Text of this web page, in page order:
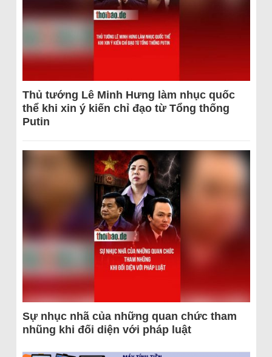
Thủ tướng Lê Minh Hưng làm nhục quốc
thể khi xin ý kiến chỉ đạo từ Tổng thống
Putin
Sự nhục nhã của những quan chức tham
nhũng khi đối diện với pháp luật